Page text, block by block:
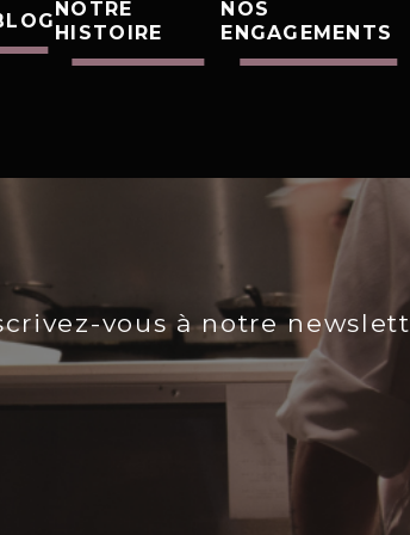
NOTRE
HISTOIRE
NOS
ENGAGEMENTS
vous à notre